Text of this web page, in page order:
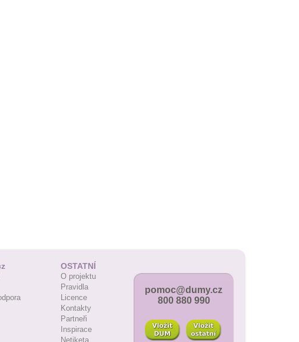
OSTATNÍ
O projektu
Pravidla
Licence
Kontakty
Partneři
Inspirace
Netiketa
pomoc@dumy.cz
800 880 990